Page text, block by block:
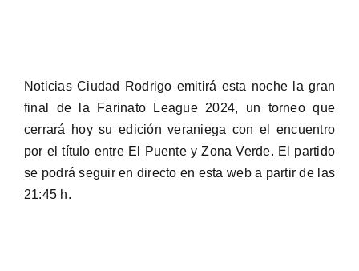
Noticias Ciudad Rodrigo emitirá esta noche la gran
final de la Farinato League 2024, un torneo que
cerrará hoy su edición veraniega con el encuentro
por el título entre El Puente y Zona Verde. El partido
se podrá seguir en directo en esta web a partir de las
21:45 h.